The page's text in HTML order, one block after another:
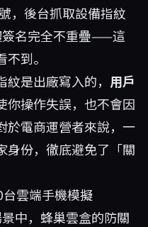
，後台抓取設備指紋
名完全不重疊——這
到。
是出廠寫入的， 用戶
你操作失誤，也不會因
於電商運營者來說，一
身份，徹底避免了「關
雲端手機模擬
中，蜂巢雲盒的防關